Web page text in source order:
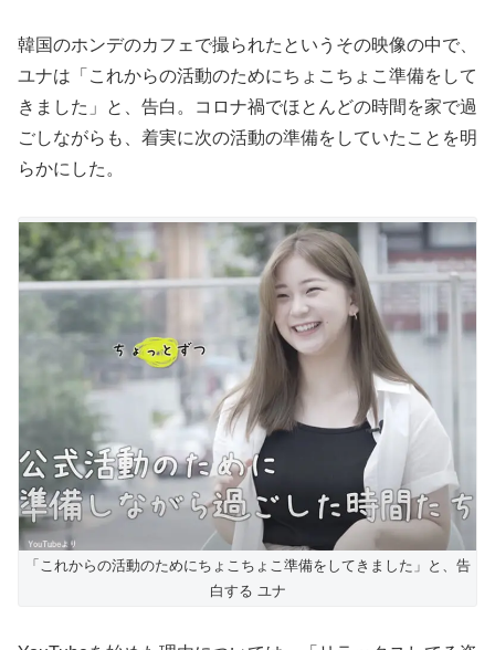
韓国のホンデのカフェで撮られたというその映像の中で、
ユナは「これからの活動のためにちょこちょこ準備をして
きました」と、告白。コロナ禍でほとんどの時間を家で過
ごしながらも、着実に次の活動の準備をしていたことを明
らかにした。
「これからの活動のためにちょこちょこ準備をしてきました」と、告
白する ユナ